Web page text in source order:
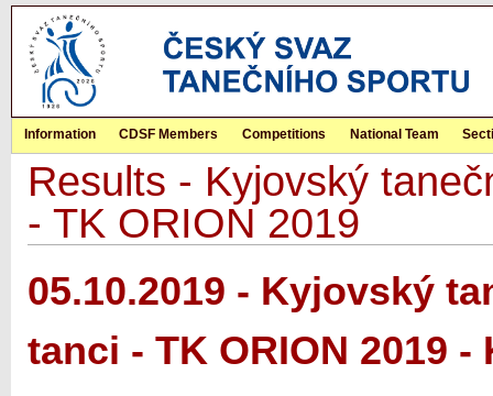
Information CDSF Members Competitions National Team
Results - Kyjovský
- TK ORION 2019
05.10.2019 - Kyjovský
tanci - TK ORION 2019 -